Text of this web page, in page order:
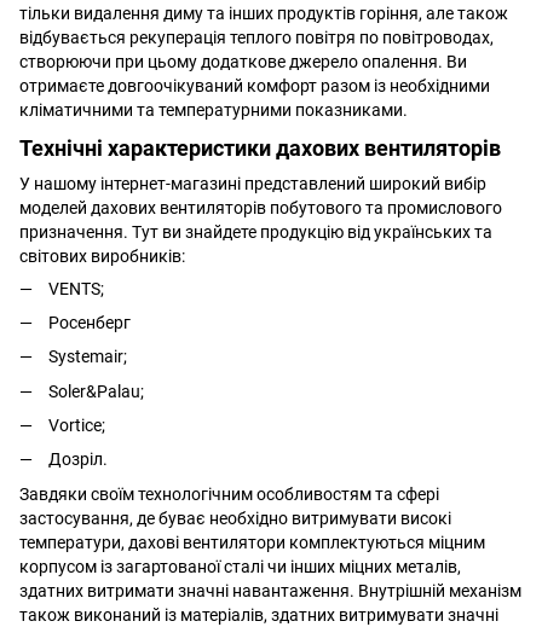
тільки видалення диму та інших продуктів горіння, але також
відбувається рекуперація теплого повітря по повітроводах,
створюючи при цьому додаткове джерело опалення. Ви
отримаєте довгоочікуваний комфорт разом із необхідними
кліматичними та температурними показниками.
Технічні характеристики дахових вентиляторів
У нашому інтернет-магазині представлений широкий вибір
моделей дахових вентиляторів побутового та промислового
призначення. Тут ви знайдете продукцію від українських та
світових виробників:
VENTS;
Росенберг
Systemair;
Soler&Palau;
Vortice;
Дозріл.
Завдяки своїм технологічним особливостям та сфері
застосування, де буває необхідно витримувати високі
температури, дахові вентилятори комплектуються міцним
корпусом із загартованої сталі чи інших міцних металів,
здатних витримати значні навантаження. Внутрішній механізм
також виконаний із матеріалів, здатних витримувати значні